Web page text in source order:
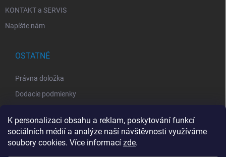
K personalizaci obsahu a reklam, poskytování funkcí
sociálních médií a analýze naší návštěvnosti využíváme
soubory cookies. Více informací zde.
KONTAKT a SERVIS
Napíšte nám
OSTATNÉ
Právna doložka
Dodacie podmienky
VOP
Spätný odber elektroodpadu